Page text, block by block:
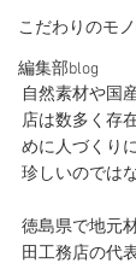
こだわりのモ
編集部blog
自然素材や国
店は数多く存
めに人づくり
珍しいのでは
徳島県で地元
田工務店の代